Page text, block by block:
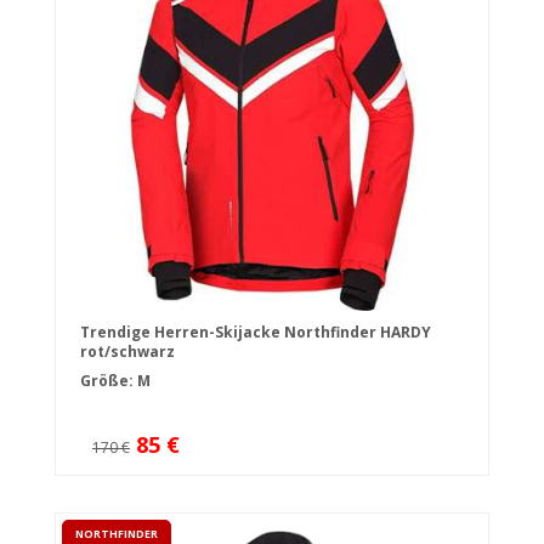
Trendige Herren-Skijacke Northfinder HARDY
rot/schwarz
Größe: M
170 € 85 €
NORTHFINDER